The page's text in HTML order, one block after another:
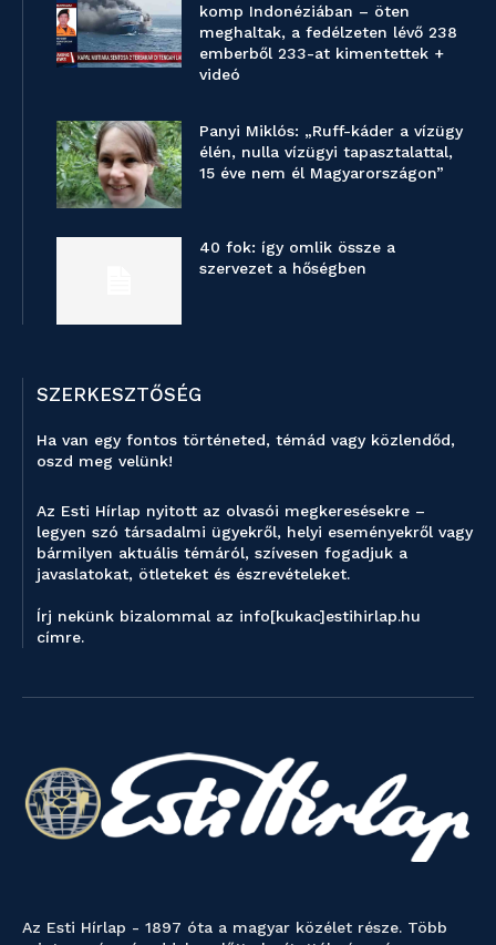
komp Indonéziában – öten
meghaltak, a fedélzeten lévő 238
emberből 233-at kimentettek +
videó
Panyi Miklós: „Ruff-káder a vízügy
élén, nulla vízügyi tapasztalattal,
15 éve nem él Magyarországon”
40 fok: így omlik össze a
szervezet a hőségben
SZERKESZTŐSÉG
Ha van egy fontos történeted, témád vagy közlendőd,
oszd meg velünk!
Az Esti Hírlap nyitott az olvasói megkeresésekre –
legyen szó társadalmi ügyekről, helyi eseményekről vagy
bármilyen aktuális témáról, szívesen fogadjuk a
javaslatokat, ötleteket és észrevételeket.
Írj nekünk bizalommal az info[kukac]estihirlap.hu
címre.
Az Esti Hírlap - 1897 óta a magyar közélet része. Több